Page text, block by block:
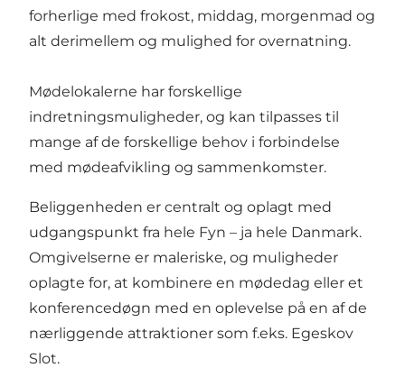
forherlige med frokost, middag, morgenmad og
alt derimellem og mulighed for overnatning.
Mødelokalerne har forskellige
indretningsmuligheder, og kan tilpasses til
mange af de forskellige behov i forbindelse
med mødeafvikling og sammenkomster.
Beliggenheden er centralt og oplagt med
udgangspunkt fra hele Fyn – ja hele Danmark.
Omgivelserne er maleriske, og muligheder
oplagte for, at kombinere en mødedag eller et
konferencedøgn med en oplevelse på en af de
nærliggende attraktioner som f.eks. Egeskov
Slot.